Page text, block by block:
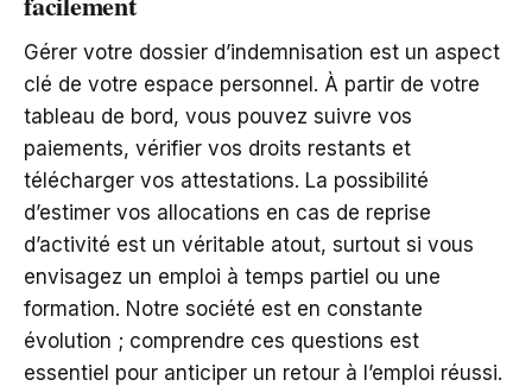
Gérer votre dossier d’indemnisation est un aspect
clé de votre espace personnel. À partir de votre
tableau de bord, vous pouvez suivre vos
paiements, vérifier vos droits restants et
télécharger vos attestations. La possibilité
d’estimer vos allocations en cas de reprise
d’activité est un véritable atout, surtout si vous
envisagez un emploi à temps partiel ou une
formation. Notre société est en constante
évolution ; comprendre ces questions est
essentiel pour anticiper un retour à l’emploi réussi.